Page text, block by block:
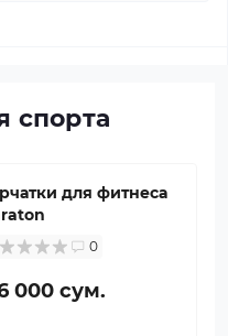
спорта
для фитнеса
0
000 сум.